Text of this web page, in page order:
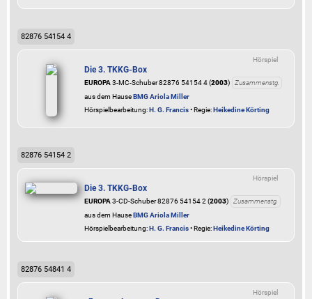
82876 54154 4
Hörspiel
Die 3. TKKG-Box
EUROPA3-MC-Schuber 82876 54154 4 (2003)
Zusammenstg.
aus dem HauseBMG Ariola Miller
Hörspielbearbeitung:H. G. Francis• Regie:Heikedine Körting
82876 54154 2
Hörspiel
Die 3. TKKG-Box
EUROPA3-CD-Schuber 82876 54154 2 (2003)
Zusammenstg.
aus dem HauseBMG Ariola Miller
Hörspielbearbeitung:H. G. Francis• Regie:Heikedine Körting
82876 54841 4
Hörspiel